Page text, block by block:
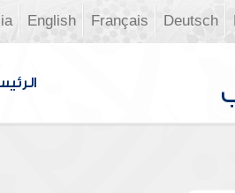
Deutsch
Français
English